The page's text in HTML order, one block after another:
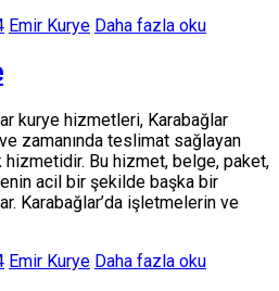
Emir Kurye Daha fazla oku
kurye hizmetleri, Karabağlar
zamanında teslimat sağlayan
hizmetidir. Bu hizmet, belge, paket,
acil bir şekilde başka bir
Karabağlar’da işletmelerin ve
Emir Kurye Daha fazla oku